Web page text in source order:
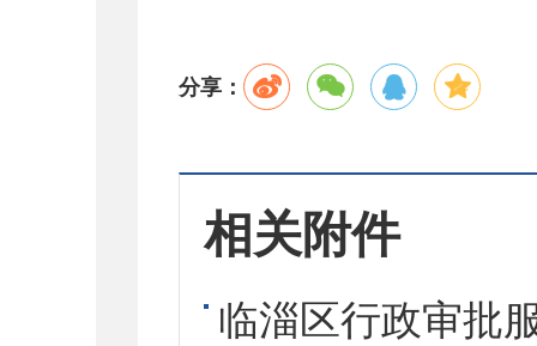
分享：
相关附件
临淄区行政审批